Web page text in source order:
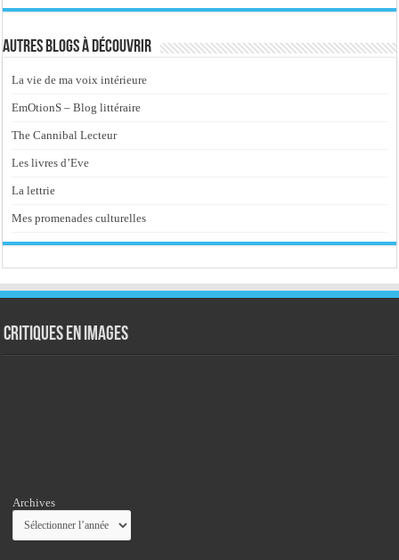
Autres blogs à découvrir
La vie de ma voix intérieure
EmOtionS – Blog littéraire
The Cannibal Lecteur
Les livres d’Eve
La lettrie
Mes promenades culturelles
Critiques en images
Archives